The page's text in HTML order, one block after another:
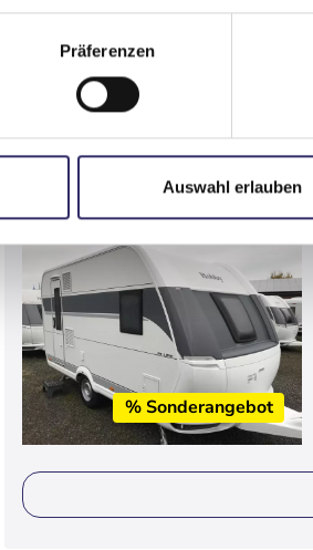
Präferenzen
Auswahl erlauben
% Sonderangebot